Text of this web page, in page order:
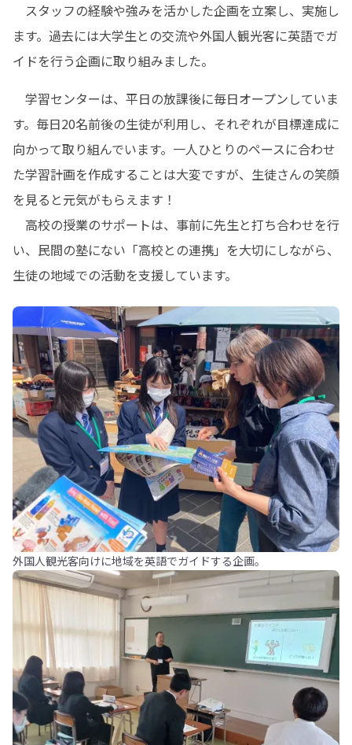
スタッフの経験や強みを活かした企画を立案し、実施し
ます。過去には大学生との交流や外国人観光客に英語でガ
イドを行う企画に取り組みました。
学習センターは、平日の放課後に毎日オープンしていま
す。毎日20名前後の生徒が利用し、それぞれが目標達成に
向かって取り組んでいます。一人ひとりのペースに合わせ
た学習計画を作成することは大変ですが、生徒さんの笑顔
を見ると元気がもらえます！
高校の授業のサポートは、事前に先生と打ち合わせを行
い、民間の塾にない「高校との連携」を大切にしながら、
生徒の地域での活動を支援しています。
外国人観光客向けに地域を英語でガイドする企画。